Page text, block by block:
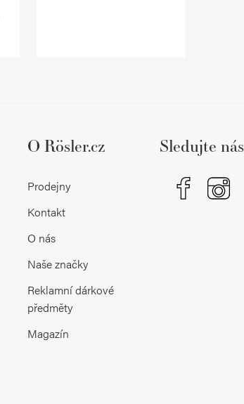
O Rösler.cz
Prodejny
Kontakt
O nás
Naše značky
Reklamní dárkové
předměty
Magazín
Sledujte nás